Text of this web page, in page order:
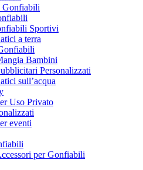
Sportivi
a terra
Bambini
Personalizzati
sull’acqua
Uso Privato
eventi
per Gonfiabili